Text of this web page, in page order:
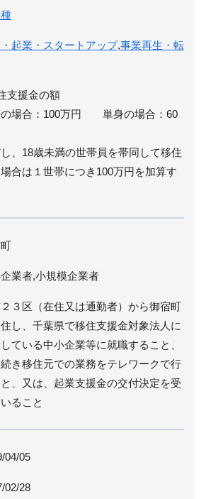
起業・スタートアップ,事業再生・転
支援金の額
の場合：100万円 単身の場合：60
、18歳未満の世帯員を帯同して移住
合は１世帯につき100万円を加算す
業者,小規模企業者
３区（在住又は通勤者）から御宿町
し、千葉県で移住支援金対象法人に
ている中小企業等に就職すること、
き移住元での業務をテレワークで行
、又は、起業支援金の交付決定を受
ること
04/05
02/28